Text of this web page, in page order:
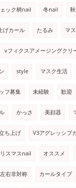
ック柄nail 冬nail
げカール たるみ マ
vフィクスアメージングクリ
style マスク生活
フ募集 未経験 歓迎
かっさ 美顔器
ち上げ V3アグレッシブ
スマスnail オススメ
左右非対称 カールタイプ